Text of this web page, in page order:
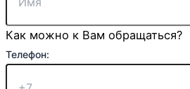
Как можно к Вам обращаться?
Телефон: